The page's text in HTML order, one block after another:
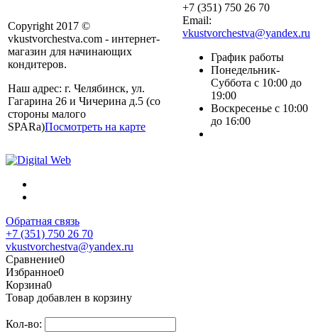
Copyright 2017 ©
vkustvorchestva.com - интернет-
магазин для начинающих
кондитеров.
Наш адрес: г. Челябинск, ул.
Гагарина 26 и Чичерина д.5 (со
стороны малого
SPARa)Посмотреть на карте
+7 (351) 750 26 70
Email:
vkustvorchestva@yandex.ru
График работы
Понедельник-
Суббота с 10:00 до
19:00
Воскресенье с 10:00
до 16:00
Обратная связь
+7 (351) 750 26 70
vkustvorchestva@yandex.ru
Сравнение0
Избранное0
Корзина0
Товар добавлен в корзину
Кол-во: